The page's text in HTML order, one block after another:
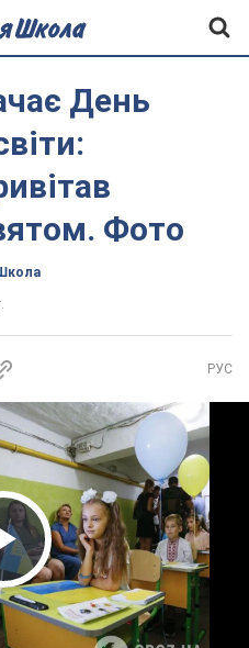
День
Фото
РУС
Video